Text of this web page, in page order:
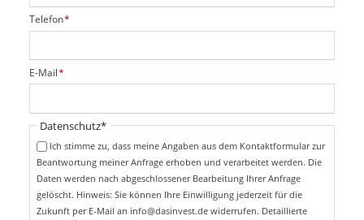
P
f
i
c
t
f
Telefon*
P
f
i
E-Mail*
Pflichtfeld
Datenschutz*
Ich stimme zu, dass meine Angaben aus dem Kontaktformular zur
Beantwortung meiner Anfrage erhoben und verarbeitet werden. Die
Daten werden nach abgeschlossener Bearbeitung Ihrer Anfrage
gelöscht. Hinweis: Sie können Ihre Einwilligung jederzeit für die
Zukunft per E-Mail an info@dasinvest.de widerrufen. Detaillierte